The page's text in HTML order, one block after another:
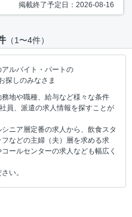
掲載終了予定日：2026-08-16
（1〜4件）
ルバイト・パートの
探しのみなさま
地や職種、給与など様々な条件
員、派遣の求人情報を探すことが
ニア層定番の求人から、飲食スタ
などの主婦（夫）層を求める求
ールセンターの求人なども幅広く
い。